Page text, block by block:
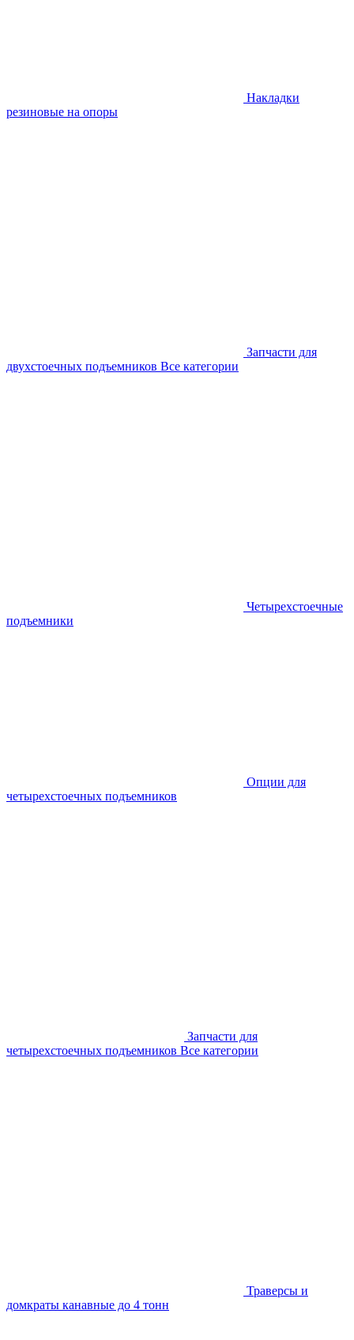
Накладки
резиновые на опоры
Запчасти для
двухстоечных подъемников Все категории
Четырехстоечные
подъемники
Опции для
четырехстоечных подъемников
Запчасти для
четырехстоечных подъемников Все категории
Траверсы и
домкраты канавные до 4 тонн